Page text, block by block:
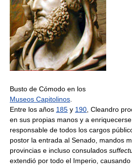
Busto de Cómodo en los
Museos Capitolinos
Entre los años 185 y 190 , Cleandro
en sus propias manos y a
responsable de todos los cargos
postor la entrada al Senado, mandos
provincias e incluso consulados
extendió por todo el Imperio,